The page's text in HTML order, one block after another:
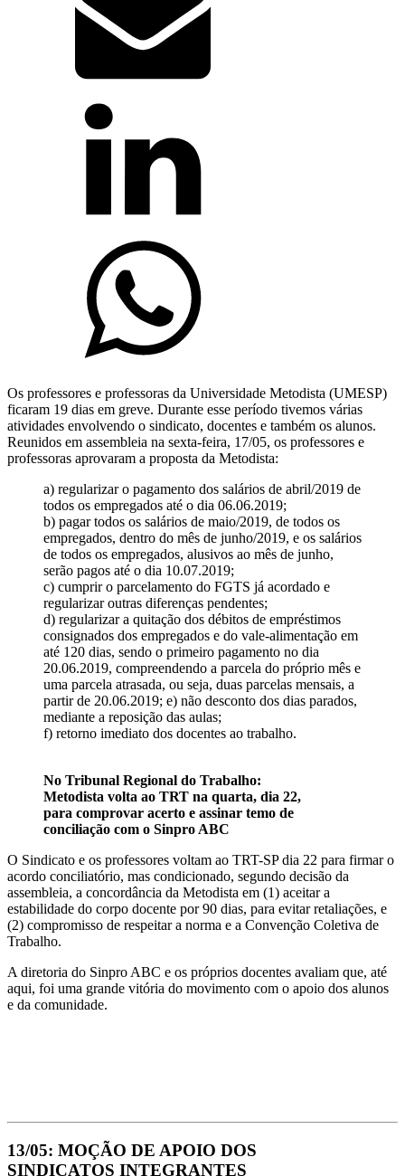
Os professores e professoras da Universidade Metodista (UMESP)
ficaram 19 dias em greve. Durante esse período tivemos várias
atividades envolvendo o sindicato, docentes e também os alunos.
Reunidos em assembleia na sexta-feira, 17/05, os professores e
professoras aprovaram a proposta da Metodista:
a) regularizar o pagamento dos salários de abril/2019 de
todos os empregados até o dia 06.06.2019;
b) pagar todos os salários de maio/2019, de todos os
empregados, dentro do mês de junho/2019, e os salários
de todos os empregados, alusivos ao mês de junho,
serão pagos até o dia 10.07.2019;
c) cumprir o parcelamento do FGTS já acordado e
regularizar outras diferenças pendentes;
d) regularizar a quitação dos débitos de empréstimos
consignados dos empregados e do vale-alimentação em
até 120 dias, sendo o primeiro pagamento no dia
20.06.2019, compreendendo a parcela do próprio mês e
uma parcela atrasada, ou seja, duas parcelas mensais, a
partir de 20.06.2019; e) não desconto dos dias parados,
mediante a reposição das aulas;
f) retorno imediato dos docentes ao trabalho.
No Tribunal Regional do Trabalho:
Metodista volta ao TRT na quarta, dia 22,
para comprovar acerto e assinar temo de
conciliação com o Sinpro ABC
O Sindicato e os professores voltam ao TRT-SP dia 22 para firmar o
acordo conciliatório, mas condicionado, segundo decisão da
assembleia, a concordância da Metodista em (1) aceitar a
estabilidade do corpo docente por 90 dias, para evitar retaliações, e
(2) compromisso de respeitar a norma e a Convenção Coletiva de
Trabalho.
A diretoria do Sinpro ABC e os próprios docentes avaliam que, até
aqui, foi uma grande vitória do movimento com o apoio dos alunos
e da comunidade.
13/05: MOÇÃO DE APOIO DOS
SINDICATOS INTEGRANTES